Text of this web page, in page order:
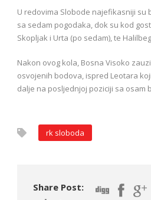
U redovima Slobode najefikasniji su
sa sedam pogodaka, dok su kod
Skopljak i Urta (po sedam), te
Nakon ovog kola, Bosna Visoko
osvojenih bodova, ispred Leotara
dalje na posljednjoj poziciji sa osam
rk sloboda
Share Post: